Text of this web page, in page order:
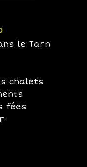
le Tarn
chalets
fées